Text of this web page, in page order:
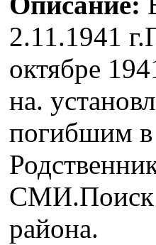
2.11.1941
октябре
на.
погибшим в
СМИ.Поиск
района.